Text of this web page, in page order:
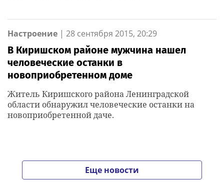
Настроение | 28 сентября 2015, 20:29
В Киришском районе мужчина нашел
человеческие останки в
новоприобретенном доме
Житель Киришского района Ленинградской
области обнаружил человеческие останки на
новоприобретенной даче.
Еще новости